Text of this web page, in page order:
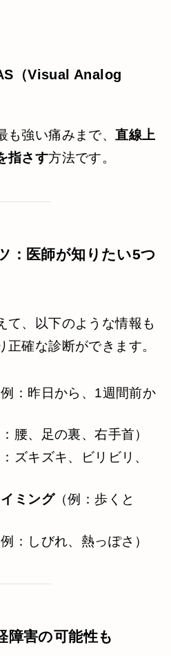
（Visual Analog
強い痛みまで、 直線上
指さす方法です。
：医師が知りたい5つ
て、以下のような情報も
確な診断ができます。
：昨日から、1週間前か
腰、足の裏、右手首）
ズキズキ、ビリビリ、
ミング（例：歩くと
：しびれ、熱っぽさ）
障害の可能性も